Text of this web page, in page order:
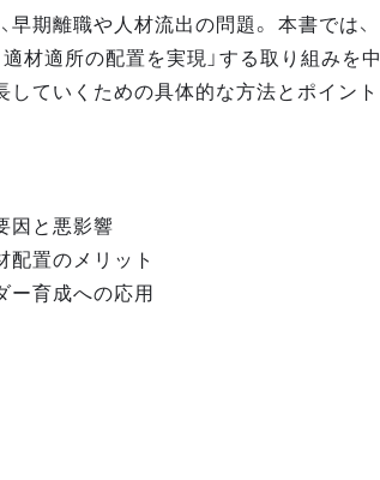
早期離職や人材流出の問題。 本書では、
適材適所の配置を実現」する取り組みを中
していくための具体的な方法とポイント
因と悪影響
配置のメリット
ー育成への応用